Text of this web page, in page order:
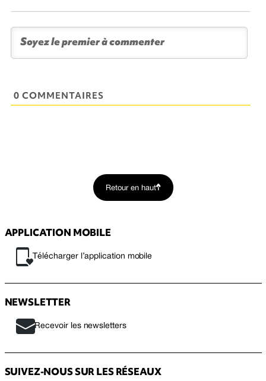
0 COMMENTAIRES
Retour en haut
APPLICATION MOBILE
Télécharger l’application mobile
NEWSLETTER
Recevoir les newsletters
SUIVEZ-NOUS SUR LES RÉSEAUX